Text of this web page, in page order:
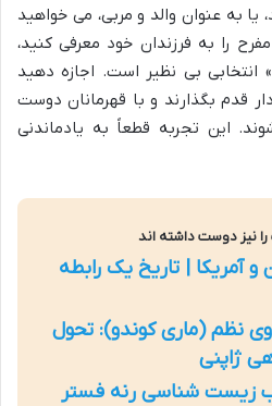
به عنوان والد و مربی، می خواهید
را به فرزندان خود معرفی کنید،
«بمبو گند و صورت کچاپی 1» انتخابی بی نظیر است. اجازه دهید
قدم بگذارند و با قهرمانان دوست
این تجربه قطعاً به یادماندنی
نیز دوست داشته اند
و آمریکا | تاریخ یک رابطه
نظم (ماری کوندو): تحول
ژاپنی
زیست شناسی رنه فستر